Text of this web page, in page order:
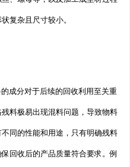
复杂且尺寸较小。
成分对于后续的回收利用至关重
料极易出现混料问题，导致物料
同的性能和用途，只有明确残料
回收后的产品质量符合要求。例